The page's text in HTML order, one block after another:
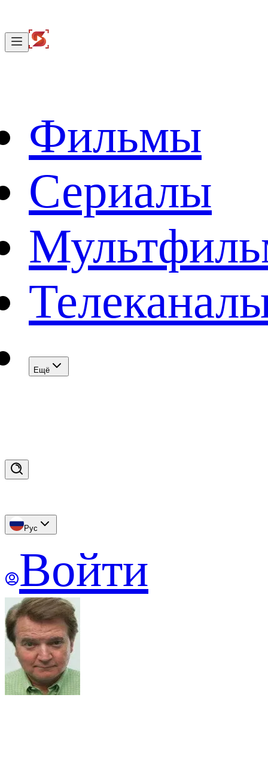
Фильмы
Сериалы
Eщё
Рус
Войти